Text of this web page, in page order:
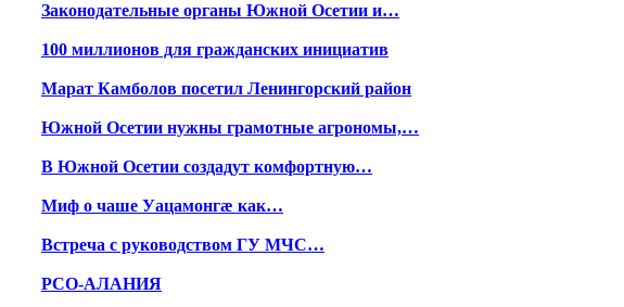
Законодательные органы Южной Осетии и…
100 миллионов для гражданских инициатив
Марат Камболов посетил Ленингорский район
Южной Осетии нужны грамотные агрономы,…
В Южной Осетии создадут комфортную…
Миф о чаше Уацамонгæ как…
Встреча с руководством ГУ МЧС…
РСО-АЛАНИЯ